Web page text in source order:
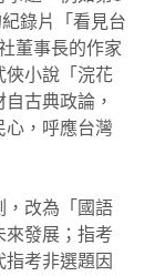
錄片「看見台
董事長的作家
俠小說「浣花
古典政論，
心，呼應台灣
，改為「國語
來發展；指考
考非選題因